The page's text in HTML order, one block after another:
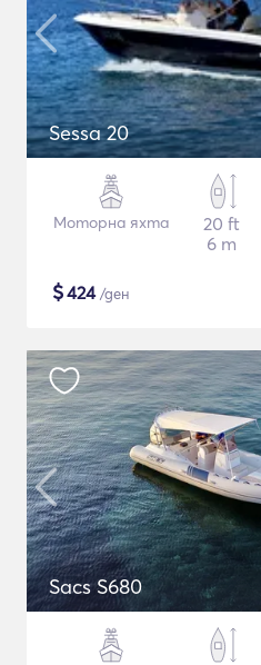
Sessa 20
Моторна яхта
20 ft
6 m
$424/ден
Sacs S680